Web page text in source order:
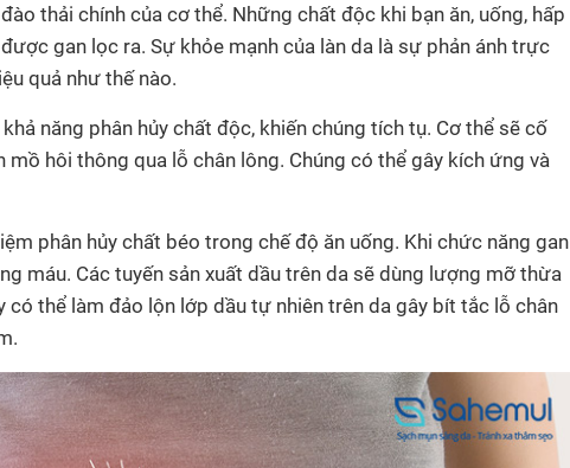
thải chính của cơ thể. Những chất độc khi bạn ăn, uống, hấp
gan lọc ra. Sự khỏe mạnh của làn da là sự phản ánh trực
quả như thế nào.
năng phân hủy chất độc, khiến chúng tích tụ. Cơ thể sẽ cố
hôi thông qua lỗ chân lông. Chúng có thể gây kích ứng và
phân hủy chất béo trong chế độ ăn uống. Khi chức năng gan
máu. Các tuyến sản xuất dầu trên da sẽ dùng lượng mỡ thừa
có thể làm đảo lộn lớp dầu tự nhiên trên da gây bít tắc lỗ chân